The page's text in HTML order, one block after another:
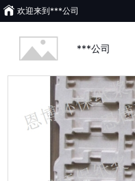
欢迎来到***公司
***公司